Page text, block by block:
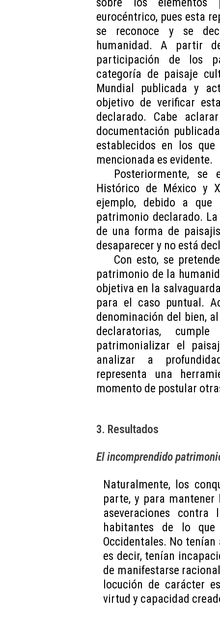
eurocéntrico, pues esta
se reconoce y se
humanidad. A partir
participación de los
categoría de paisaje
Mundial publicada y
objetivo de verificar
declarado. Cabe
documentación
establecidos en los
mencionada es evidente.
Posteriormente,
Histórico de México y
ejemplo, debido a
patrimonio declarado.
de una forma de
desaparecer y no está
Con esto, se
patrimonio de la
objetiva en la
para el caso puntual.
denominación del bien,
declaratorias,
patrimonializar el
analizar a
representa una
momento de postular
3. Resultados
El incomprendido
Naturalmente, los
parte, y para mantener
aseveraciones
habitantes de lo
Occidentales. No
es decir, tenían
de manifestarse
locución de carácter
virtud y capacidad